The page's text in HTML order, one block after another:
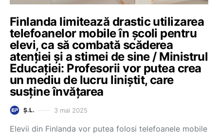
Finlanda limitează drastic utilizarea
telefoanelor mobile în școli pentru
elevi, ca să combată scăderea
atenției și a stimei de sine / Ministrul
Educației: Profesorii vor putea crea
un mediu de lucru liniștit, care
susține învățarea
Ș.L. 3 mai 2025
Elevii din Finlanda vor putea folosi telefoanele mobile